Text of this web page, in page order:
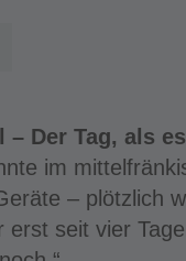
Der Tag, als
im
– plötzlich
erst seit vier